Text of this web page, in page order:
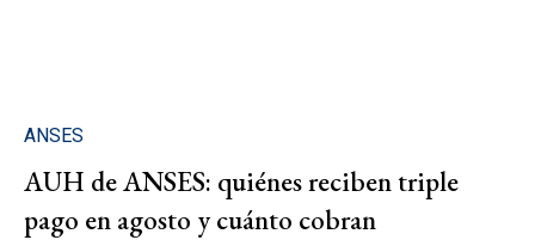
ANSES
AUH de ANSES: quiénes reciben triple
pago en agosto y cuánto cobran